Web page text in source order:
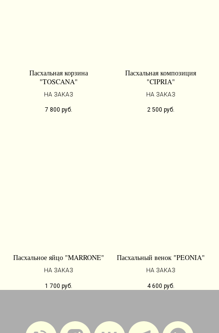
Пасхальная корзина
"TOSCANA"
НА ЗАКАЗ
7 800 руб.
Пасхальная композиция
"CIPRIA"
НА ЗАКАЗ
2 500 руб.
Пасхальное яйцо "MARRONE"
НА ЗАКАЗ
1 700 руб.
Пасхальный венок "PEONIA"
НА ЗАКАЗ
4 600 руб.